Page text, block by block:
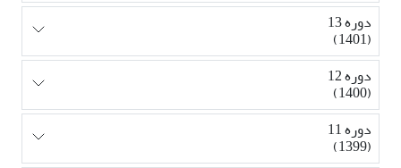
دوره 13
(1401)
دوره 12
(1400)
دوره 11
(1399)